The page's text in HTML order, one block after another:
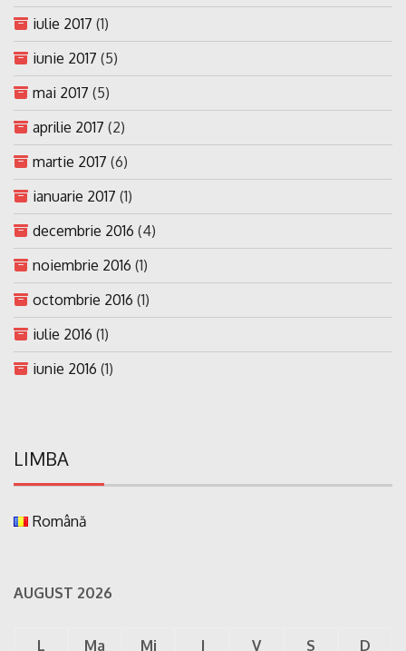
iulie 2017 (1)
iunie 2017 (5)
mai 2017 (5)
aprilie 2017 (2)
martie 2017 (6)
ianuarie 2017 (1)
decembrie 2016 (4)
noiembrie 2016 (1)
octombrie 2016 (1)
iulie 2016 (1)
iunie 2016 (1)
LIMBA
Română
AUGUST 2026
L Ma Mi J V S D